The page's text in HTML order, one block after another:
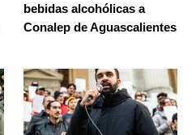
bebidas alcohólicas a
Conalep de Aguascalientes